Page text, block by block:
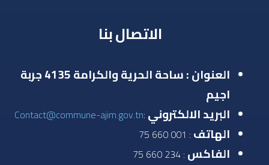
الاتصال بنا
العنوان : ساحة الحرية والكرامة 4135 جربة
اجيم
البريد الالكتروني :
Contact@commune-ajim.gov.tn
الهاتف : 001 660 75
الفاكس : 234 660 75